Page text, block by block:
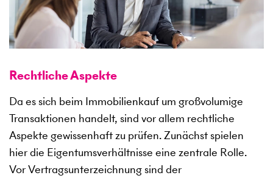
Rechtliche Aspekte
Da es sich beim Immobilienkauf um großvolumige
Transaktionen handelt, sind vor allem rechtliche
Aspekte gewissenhaft zu prüfen. Zunächst spielen
hier die Eigentumsverhältnisse eine zentrale Rolle.
Vor Vertragsunterzeichnung sind der